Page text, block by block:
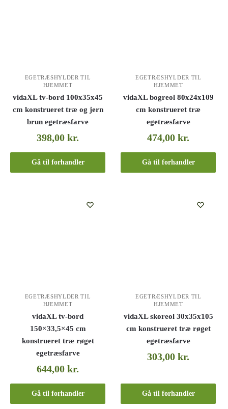
EGETRÆSHYLDER TIL
HJEMMET
vidaXL tv-bord 100x35x45
cm konstrueret træ og jern
brun egetræsfarve
398,00kr.
Gå til forhandler
EGETRÆSHYLDER TIL
HJEMMET
vidaXL bogreol 80x24x109
cm konstrueret træ
egetræsfarve
474,00kr.
Gå til forhandler
EGETRÆSHYLDER TIL
HJEMMET
vidaXL tv-bord
150×33,5×45 cm
konstrueret træ røget
egetræsfarve
644,00kr.
Gå til forhandler
EGETRÆSHYLDER TIL
HJEMMET
vidaXL skoreol 30x35x105
cm konstrueret træ røget
egetræsfarve
303,00kr.
Gå til forhandler